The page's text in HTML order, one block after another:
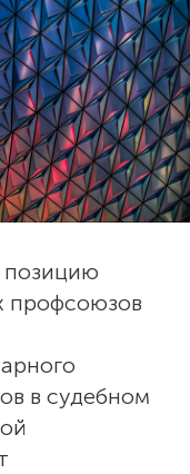
профсоюзов
в судебном